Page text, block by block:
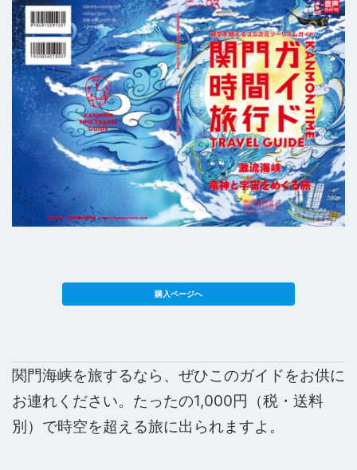
購入ページへ
関門海峡を旅するなら、ぜひこのガイドをお供に
お連れください。たったの1,000円（税・送料
別）で時空を超える旅に出られますよ。